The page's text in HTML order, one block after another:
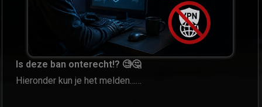
Is deze ban onterecht!? 🧐🤔
Hieronder kun je het melden……